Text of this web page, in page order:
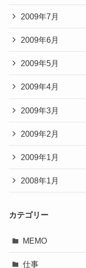
2009年7月
2009年6月
2009年5月
2009年4月
2009年3月
2009年2月
2009年1月
2008年1月
カテゴリー
MEMO
仕事